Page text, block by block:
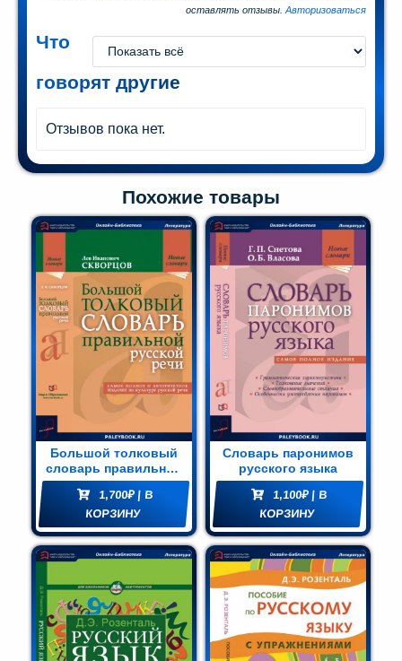
оставлять отзывы. Авторизоваться
Что
говорят другие
Отзывов пока нет.
Похожие товары
Большой толковый
словарь правильной
русской речи: Более
8000 слов и
выражений
1,700₽ | В
КОРЗИНУ
Словарь паронимов
русского языка
1,100₽ | В
КОРЗИНУ